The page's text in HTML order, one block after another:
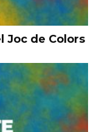
Joc de Colors